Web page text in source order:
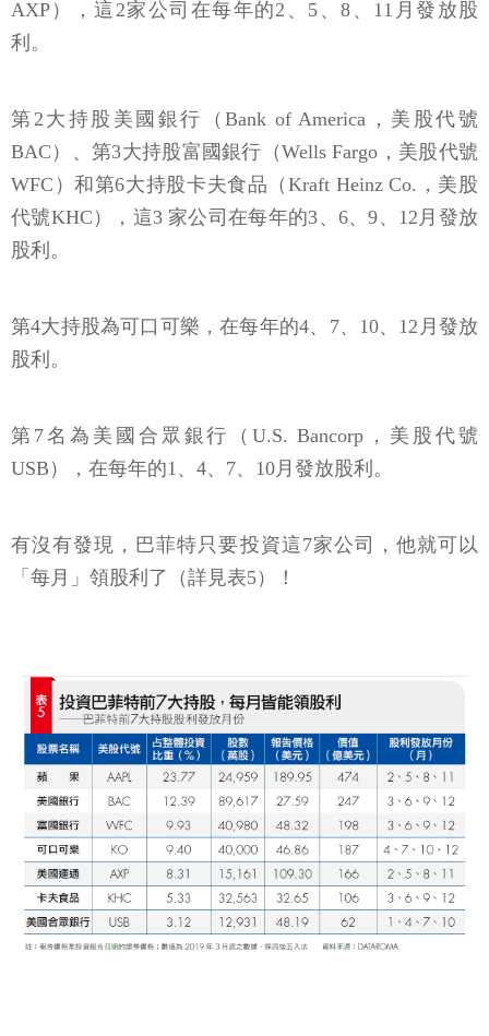
AXP），這2家公司在每年的2、5、8、11月發放股
利。
第2大持股美國銀行（Bank of America，美股代號
BAC）、第3大持股富國銀行（Wells Fargo，美股代號
WFC）和第6大持股卡夫食品（Kraft Heinz Co.，美股
代號KHC），這3 家公司在每年的3、6、9、12月發放
股利。
第4大持股為可口可樂，在每年的4、7、10、12月發放
股利。
第7名為美國合眾銀行（U.S. Bancorp，美股代號
USB），在每年的1、4、7、10月發放股利。
有沒有發現，巴菲特只要投資這7家公司，他就可以
「每月」領股利了（詳見表5）！